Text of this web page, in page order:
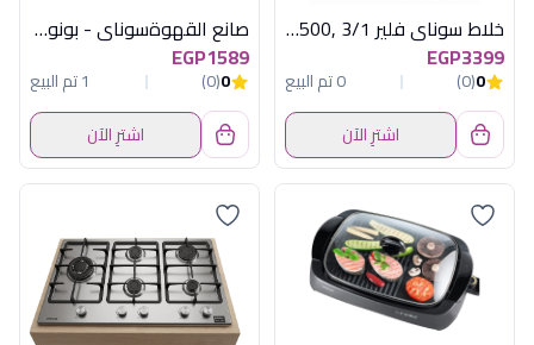
خلاط سوناي فلير 3/1 ,500 وات , 2 سرعة , احمر SH-6060
EGP3399
0
(0)
0 تم البيع
اشترِ الآن
صانع القهوةسوناي - بونو- 1000 وات، سعة 10-12 أكواب- SH-1212
EGP1589
0
(0)
1 تم البيع
اشترِ الآن